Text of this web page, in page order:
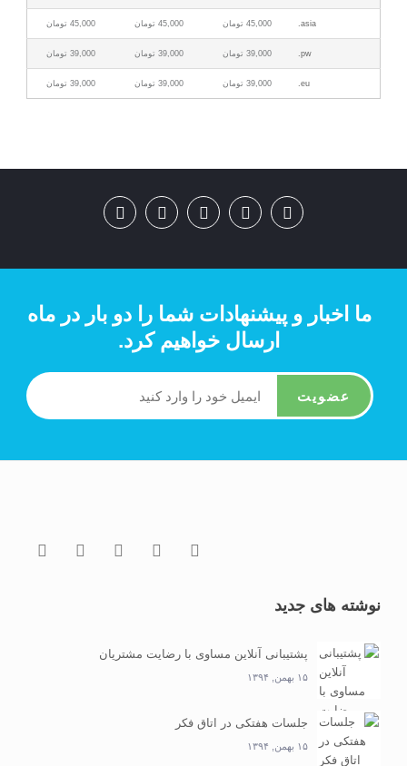
asia. 45,000 تومان 45,000 تومان 45,000 تومان
pw. 39,000 تومان 39,000 تومان 39,000 تومان
eu. 39,000 تومان 39,000 تومان 39,000 تومان
ما اخبار و پیشنهادات شما را دو بار در ماه
ارسال خواهیم کرد.
عضویت
نوشته های جدید
پشتیبانی آنلاین مساوی با رضایت مشتریان
۱۵ بهمن, ۱۳۹۴
جلسات هفتکی در اتاق فکر
۱۵ بهمن, ۱۳۹۴